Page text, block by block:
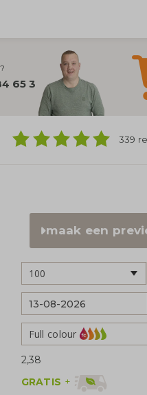
65 3
339
maak een
100
Full colour
2,38
GRATIS +